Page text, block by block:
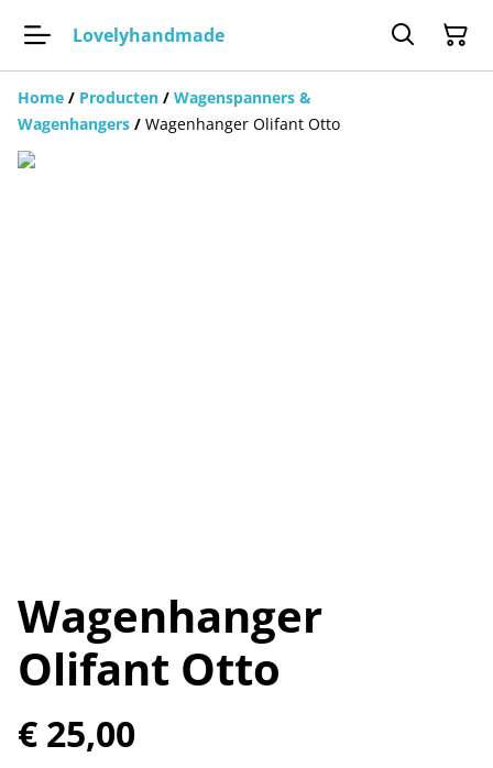
Lovelyhandmade
Home / Producten / Wagenspanners &
Wagenhangers / Wagenhanger Olifant Otto
Wagenhanger
Olifant Otto
€ 25,00